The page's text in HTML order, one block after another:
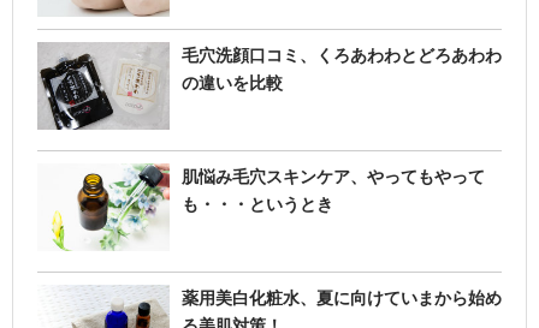
毛穴洗顔口コミ、くろあわわとどろあわわ
の違いを比較
肌悩み毛穴スキンケア、やってもやって
も・・・というとき
薬用美白化粧水、夏に向けていまから始め